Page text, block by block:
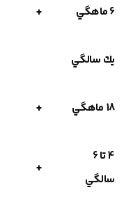
6 ماهگي +
يك سالگي
18 ماهگي +
4 تا 6
سالگي
+